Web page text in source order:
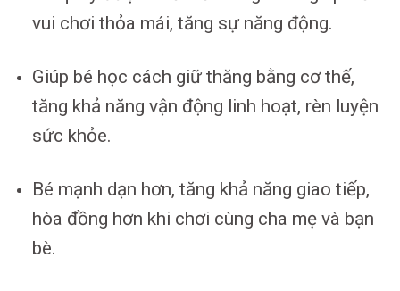
vui chơi thỏa mái, tăng sự năng động.
Giúp bé học cách giữ thăng bằng cơ thế,
tăng khả năng vận động linh hoạt, rèn luyện
sức khỏe.
Bé mạnh dạn hơn, tăng khả năng giao tiếp,
hòa đồng hơn khi chơi cùng cha mẹ và bạn
bè.